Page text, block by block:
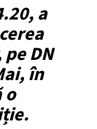
a
DN
în
o